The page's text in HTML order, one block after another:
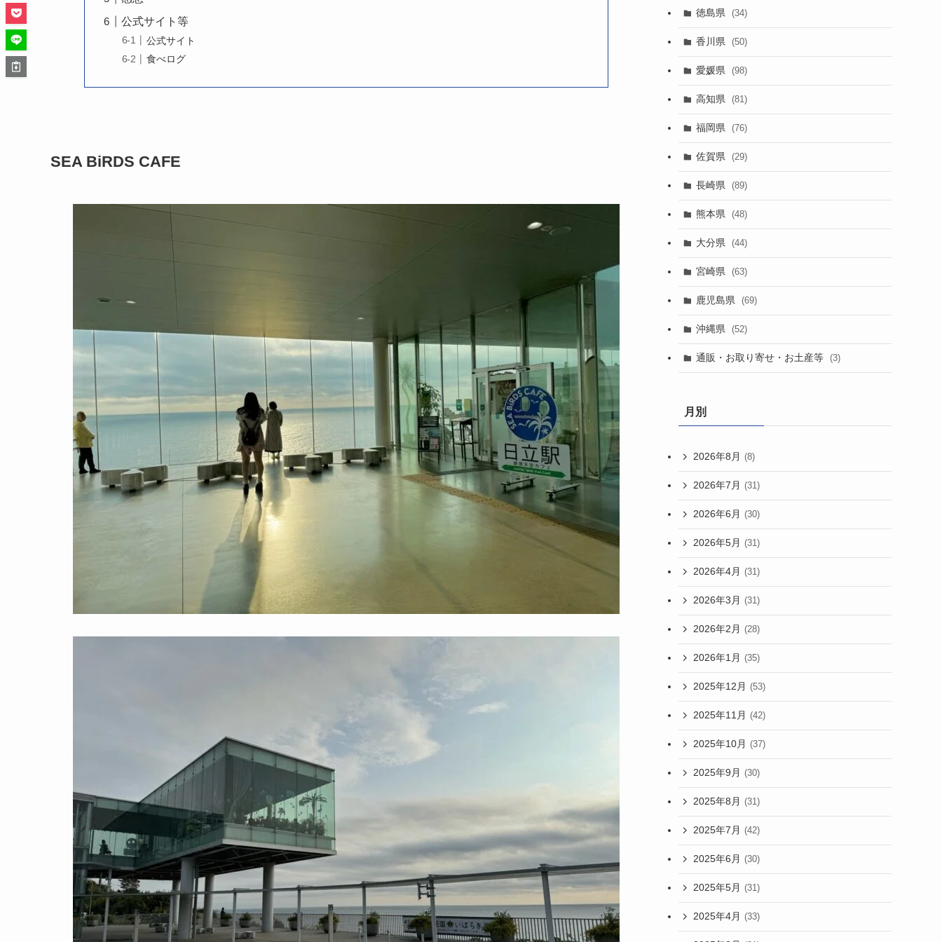
公式サイト等
公式サイト
食べログ
SEA BiRDS CAFE
徳島県 (34)
香川県 (50)
愛媛県 (98)
高知県 (81)
福岡県 (76)
佐賀県 (29)
長崎県 (89)
熊本県 (48)
大分県 (44)
宮崎県 (63)
鹿児島県 (69)
沖縄県 (52)
通販・お取り寄せ・お土産等 (3)
月別
2026年8月 (8)
2026年7月 (31)
2026年6月 (30)
2026年5月 (31)
2026年4月 (31)
2026年3月 (31)
2026年2月 (28)
2026年1月 (35)
2025年12月 (53)
2025年11月 (42)
2025年10月 (37)
2025年9月 (30)
2025年8月 (31)
2025年7月 (42)
2025年6月 (30)
2025年5月 (31)
2025年4月 (33)